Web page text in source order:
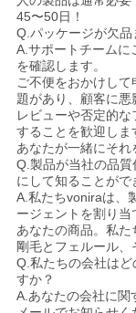
45〜50日！
Q.パッケージが欠品
A.サポートチームに
を確認します。
ご不便をおかけして
題があり、顧客に悪
レビューや否定的
することを歓迎しま
あなたが一緒にそれ
Q.製品が当社の品
にして知ることがで
A.私たちvoniraは、
ージェントを割り当
あなたの商品。私た
剛毛とフェルール、
Q.私たちの会社は
すか？
A.あなたの会社に関